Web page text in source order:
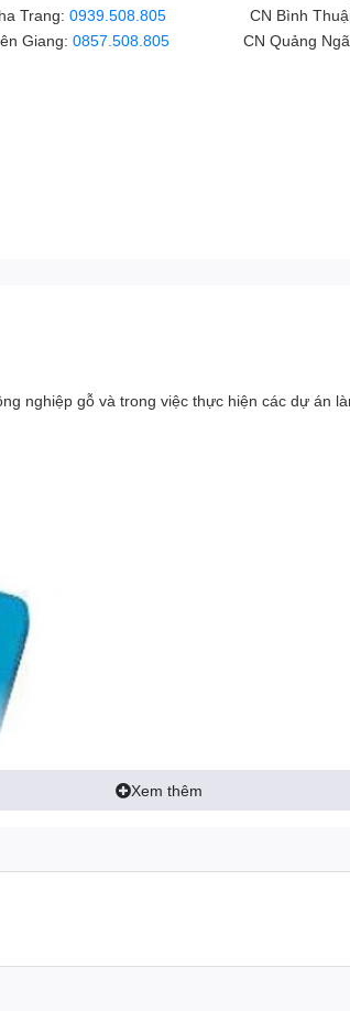
Trang:0939.508.805 CN Bình
Giang:0857.508.805 CN Quảng
nghiệp gỗ và trong việc thực hiện các dự án
Xem thêm